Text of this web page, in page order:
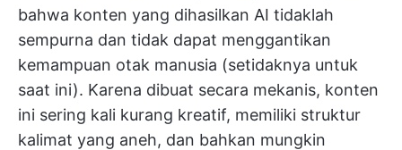
bahwa konten yang dihasilkan AI tidaklah
sempurna dan tidak dapat menggantikan
kemampuan otak manusia (setidaknya untuk
saat ini). Karena dibuat secara mekanis, konten
ini sering kali kurang kreatif, memiliki struktur
kalimat yang aneh, dan bahkan mungkin